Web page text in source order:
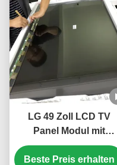
LG 49 Zoll LCD TV
Panel Modul mit
3840*2160 Pixel
Auflösung und 100 PIN
Beste Preis erhalten